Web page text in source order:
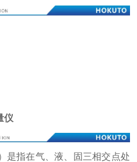
仪
是指在气、液、固三相交点处